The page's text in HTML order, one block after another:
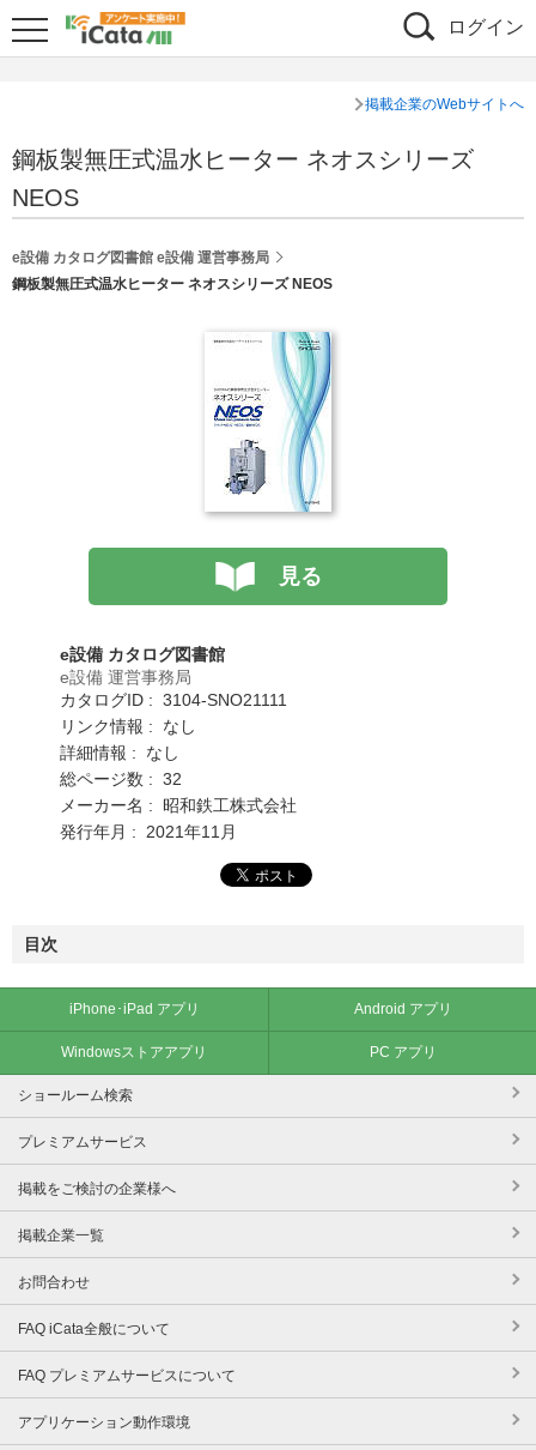
ログイン
掲載企業のWebサイトへ
鋼板製無圧式温水ヒーター ネオスシリーズ
NEOS
e設備 カタログ図書館 e設備 運営事務局
鋼板製無圧式温水ヒーター ネオスシリーズ NEOS
見る
e設備 カタログ図書館
e設備 運営事務局
カタログID : 3104-SNO21111
リンク情報 : なし
詳細情報 : なし
総ページ数 : 32
メーカー名 : 昭和鉄工株式会社
発行年月 : 2021年11月
目次
iPhone･iPad アプリ Android アプリ
Windowsストアアプリ PC アプリ
ショールーム検索
プレミアムサービス
掲載をご検討の企業様へ
掲載企業一覧
お問合わせ
FAQ iCata全般について
FAQ プレミアムサービスについて
アプリケーション動作環境